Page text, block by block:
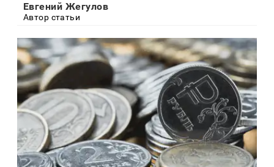
Евгений Жегулов
Автор статьи